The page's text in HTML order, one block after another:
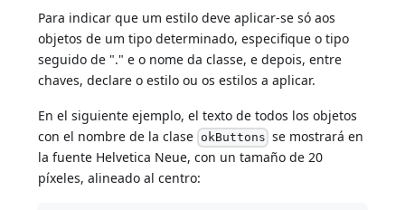
Para indicar que um estilo deve aplicar-se só aos
objetos de um tipo determinado, especifique o tipo
seguido de "." e o nome da classe, e depois, entre
chaves, declare o estilo ou os estilos a aplicar.
En el siguiente ejemplo, el texto de todos los objetos
con el nombre de la clase okButtons se mostrará en
la fuente Helvetica Neue, con un tamaño de 20
píxeles, alineado al centro: